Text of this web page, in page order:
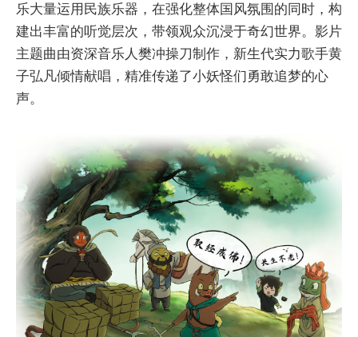
乐大量运用民族乐器，在强化整体国风氛围的同时，构
建出丰富的听觉层次，带领观众沉浸于奇幻世界。影片
主题曲由资深音乐人樊冲操刀制作，新生代实力歌手黄
子弘凡倾情献唱，精准传递了小妖怪们勇敢追梦的心
声。